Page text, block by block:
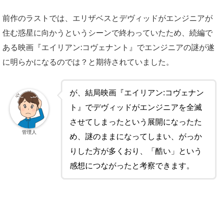
前作のラストでは、エリザベスとデヴィッドがエンジニアが
住む惑星に向かうというシーンで終わっていたため、続編で
ある映画『エイリアン:コヴェナント』でエンジニアの謎が遂
に明らかになるのでは？と期待されていました。
が、結局映画『エイリアン:コヴェナン
ト』でデヴィッドがエンジニアを全滅
させてしまったという展開になったた
め、謎のままになってしまい、がっか
りした方が多くおり、「酷い」という
感想につながったと考察できます。
管理人